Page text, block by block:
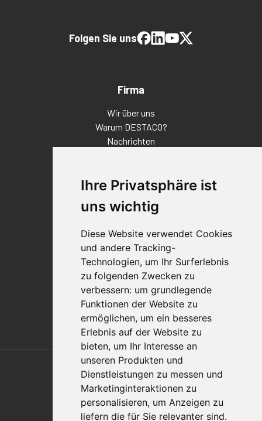
Ihre Privatsphäre ist
uns wichtig
Diese Website verwendet Cookies
und andere Tracking-
Technologien, um Ihr Surferlebnis
zu folgenden Zwecken zu
verbessern: um grundlegende
Funktionen der Website zu
ermöglichen, um ein besseres
Erlebnis auf der Website zu
bieten, um Ihr Interesse an
unseren Produkten und
Dienstleistungen zu messen und
Marketinginteraktionen zu
personalisieren, um Anzeigen zu
liefern die für Sie relevanter sind.
Firma
Wir über uns
Warum DESTACO?
Nachrichten
Standorte
Qualitätsaussage
Kontakt
Vertriebspartnerfinder
Häufig gestellte Fragen
Datenschutz-Bestimmungen
Nutzungsbedingungen
Richtlinien/AGBs
Folgen Sie uns
Also of Interest
Automation Solutions
Applications